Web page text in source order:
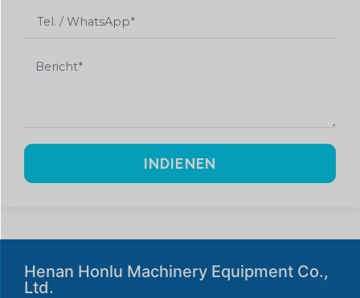
INDIENEN
Henan Honlu Machinery Equipment Co.,
Ltd.